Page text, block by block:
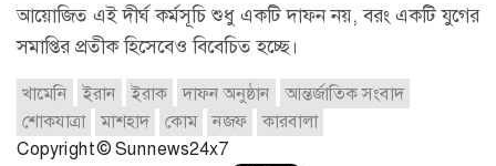
আয়োজিত এই দীর্ঘ কর্মসূচি শুধু একটি দাফন নয়, বরং একটি যুগের
সমাপ্তির প্রতীক হিসেবেও বিবেচিত হচ্ছে।
খামেনি ইরান ইরাক দাফন অনুষ্ঠান
আন্তর্জাতিক সংবাদ
শোকযাত্রা
মাশহাদ কোম নজফ
কারবালা
Copyright © Sunnews24x7